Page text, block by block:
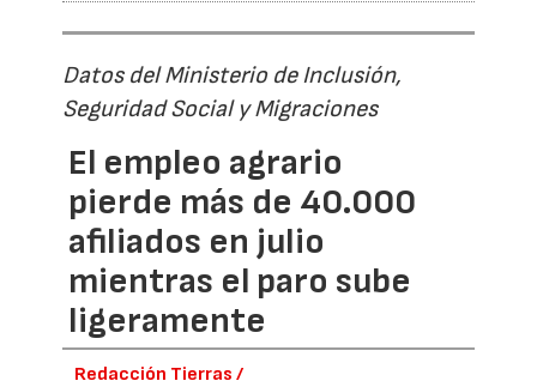
Datos del Ministerio de Inclusión,
Seguridad Social y Migraciones
El empleo agrario
pierde más de 40.000
afiliados en julio
mientras el paro sube
ligeramente
Redacción Tierras /